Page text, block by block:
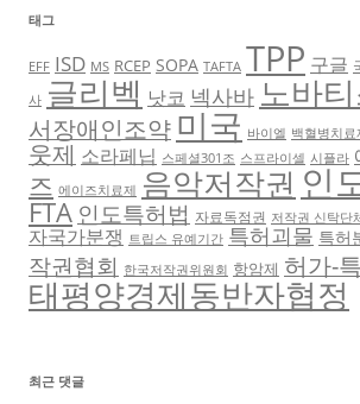
태그
EFF ISD MS RCEP SOPA TAFTA TPP 구글
사 글리벡 낫코 넥사바 노바
서장애인조약 미국 바이엘 백혈병치료
웃제 소라페닙 스페셜301조 스프라이셀 시플라
즈 에이즈치료제 음악저작권 인
FTA 인도특허법 자료독점권 저작권 신탁단
자국가분쟁 트립스 유예기간 특허괴물 특허
작권협회 한국저작권위원회 항암제 허가-
태평양경제동반자협정
최근 댓글